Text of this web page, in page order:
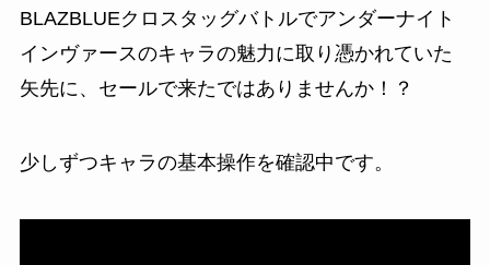
BLAZBLUEクロスタッグバトルでアンダーナイト
インヴァースのキャラの魅力に取り憑かれていた
矢先に、セールで来たではありませんか！？
少しずつキャラの基本操作を確認中です。